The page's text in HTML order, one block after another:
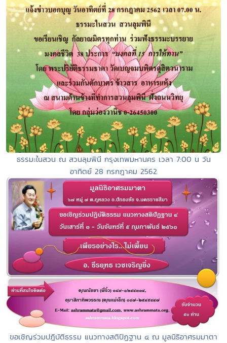
ธรรมะในสวน ณ สวนลุมพินี กรุงเทพมหานคร เวลา 7:00 น วัน
อาทิตย์ 28 กรกฎาคม 2562
ขอเชิญร่วมปฎิบัติธรรม แนวทางสติปัฏฐาน ๔ ณ มูลนิธิอาศรมมาตา